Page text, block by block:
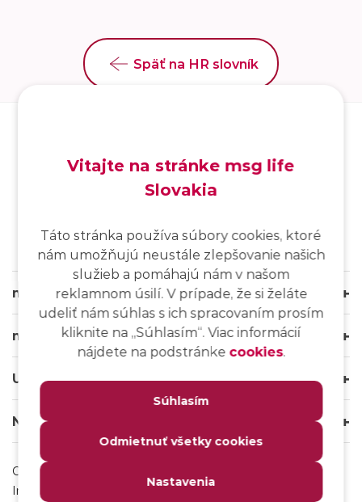
Späť na HR slovník
SK/EN/DE
msg life Slovakia
msg life Group
Užitočné odkazy
Naše weby
Ochrana osobných údajov
Impressum
Vitajte na stránke msg life
Slovakia
Táto stránka používa súbory cookies, ktoré
nám umožňujú neustále zlepšovanie našich
služieb a pomáhajú nám v našom
reklamnom úsilí. V prípade, že si želáte
udeliť nám súhlas s ich spracovaním prosím
kliknite na ,,Súhlasím“. Viac informácií
nájdete na podstránke cookies.
Súhlasím
Odmietnuť všetky cookies
Nastavenia